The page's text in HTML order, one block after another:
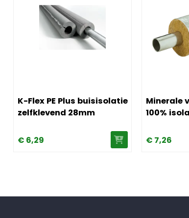
K-Flex PE Plus buisisolatie
zelfklevend 28mm
€ 6,29
Minerale
100%
€ 7,26